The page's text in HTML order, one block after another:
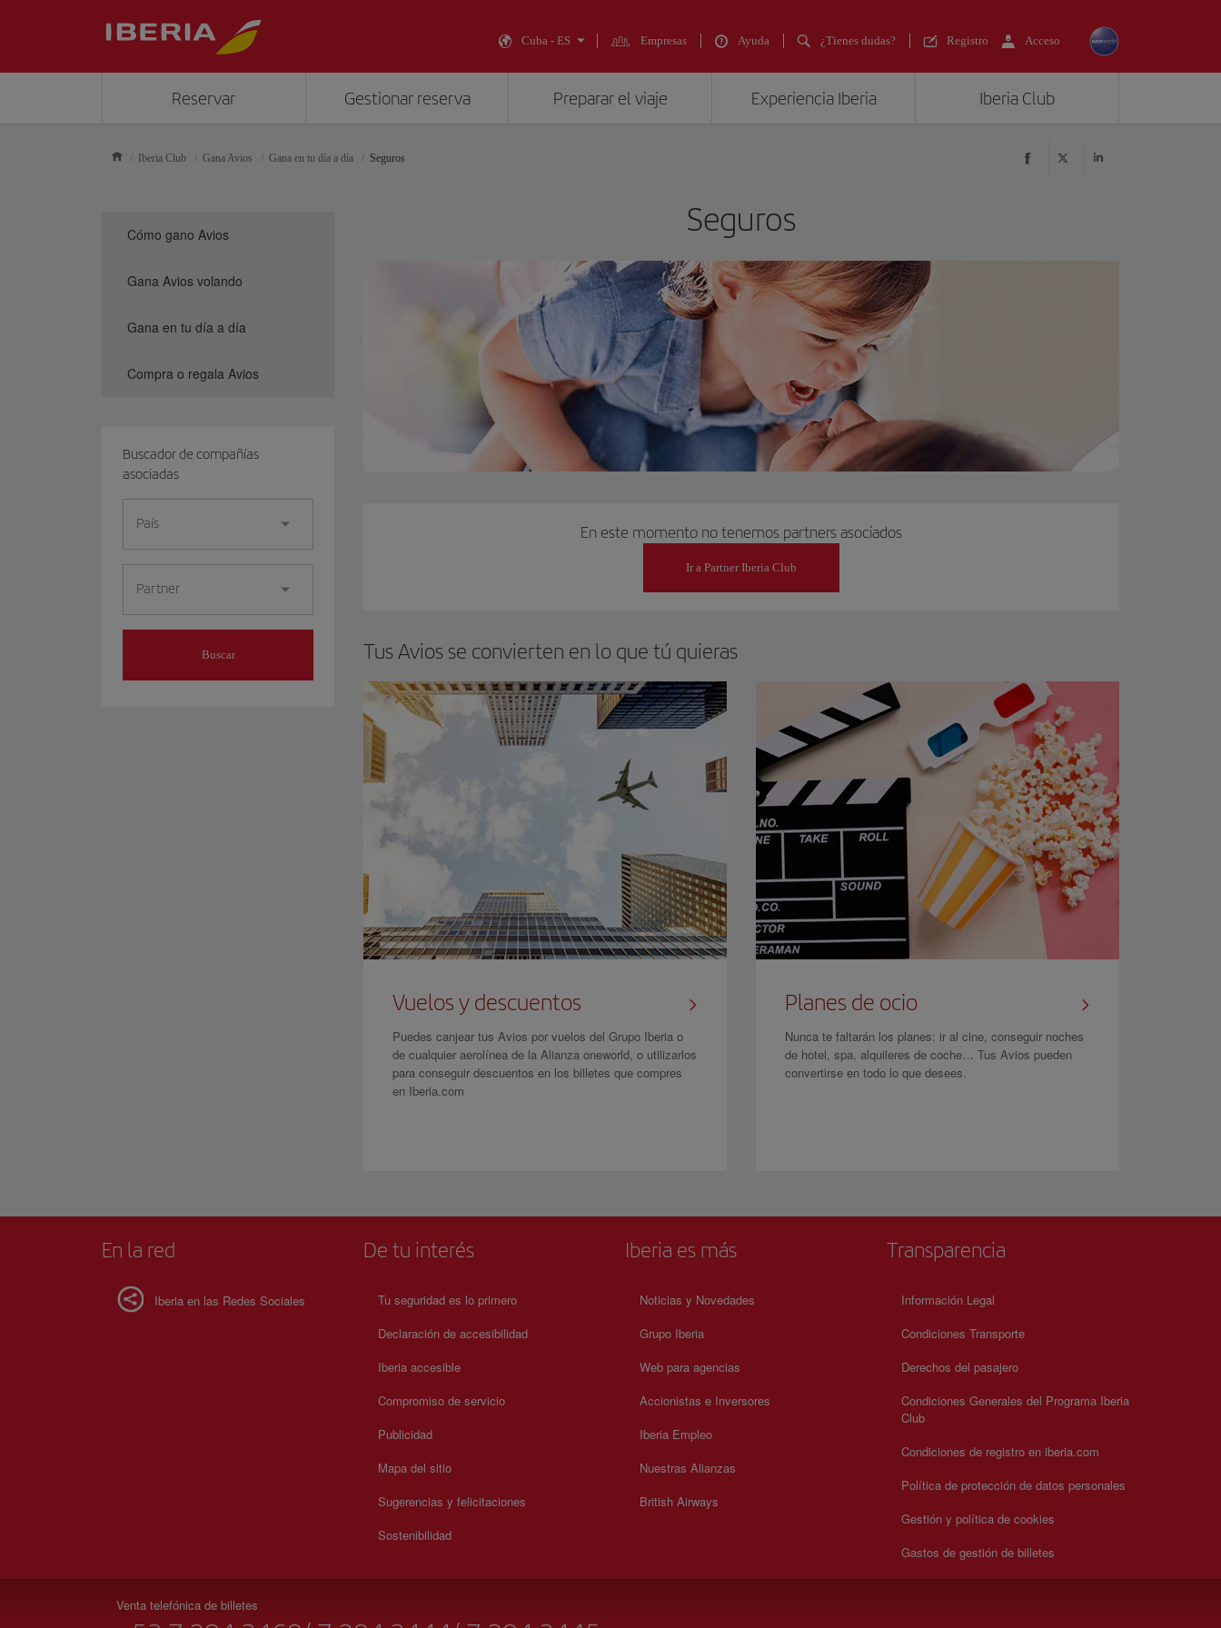
Cuba - ES Empresas Ayuda ¿Tienes dudas? Registro Acceso
Reservar Gestionar reserva Preparar el viaje Experiencia Iberia Iberia Club
Iberia Club Gana Avios Gana en tu día a día Seguros
Seguros
En este momento no tenemos partners asociados
Ir a Partner Iberia Club
Tus Avios se convierten en lo que tú quieras
Vuelos y descuentos
Puedes canjear tus Avios por vuelos del Grupo Iberia o
de cualquier aerolínea de la Alianza oneworld, o utilizarlos
para conseguir descuentos en los billetes que compres
en Iberia.com
Planes de ocio
Nunca te faltarán los planes: ir al cine, conseguir noches
de hotel, spa, alquileres de coche… Tus Avios pueden
convertirse en todo lo que desees.
Cómo gano Avios
Gana Avios volando
Gana en tu día a día
Compra o regala Avios
Buscador de compañías
asociadas
País
Partner
Buscar
En la red
Iberia en las Redes Sociales
De tu interés
Tu seguridad es lo primero
Declaración de accesibilidad
Iberia accesible
Compromiso de servicio
Publicidad
Mapa del sitio
Sugerencias y felicitaciones
Sostenibilidad
Iberia es más
Noticias y Novedades
Grupo Iberia
Web para agencias
Accionistas e Inversores
Iberia Empleo
Nuestras Alianzas
British Airways
Transparencia
Información Legal
Condiciones Transporte
Derechos del pasajero
Condiciones Generales del Programa Iberia
Club
Condiciones de registro en iberia.com
Política de protección de datos personales
Gestión y política de cookies
Gastos de gestión de billetes
Venta telefónica de billetes